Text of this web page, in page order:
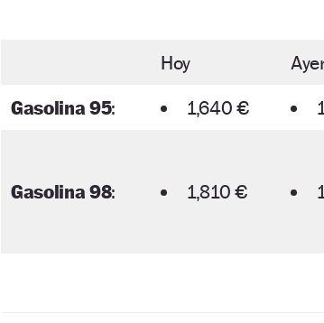
Hoy
Gasolina 95: 1,640 €
Gasolina 98: 1,810 €